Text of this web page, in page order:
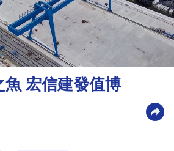
宏信建發值博